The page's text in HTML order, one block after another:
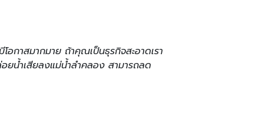
อกาสมากมาย ถ้าคุณเป็นธุรกิจสะอาดเรา
ยน้ำเสียลงแม่น้ำลำคลอง สามารถลด